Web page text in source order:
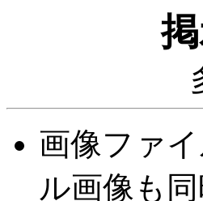
画像ファ
ル画像も